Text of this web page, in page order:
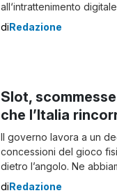
all‘intrattenimento
intrattenimento familiare
diRedazione
Slot,
che l’Italia
Il governo lavora a un
concessioni del gioco
dietro l’angolo. Ne
analista del settore
diRedazione